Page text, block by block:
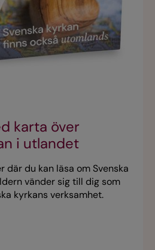
karta över
i utlandet
där du kan läsa om Svenska
vänder sig till dig som
kyrkans verksamhet.